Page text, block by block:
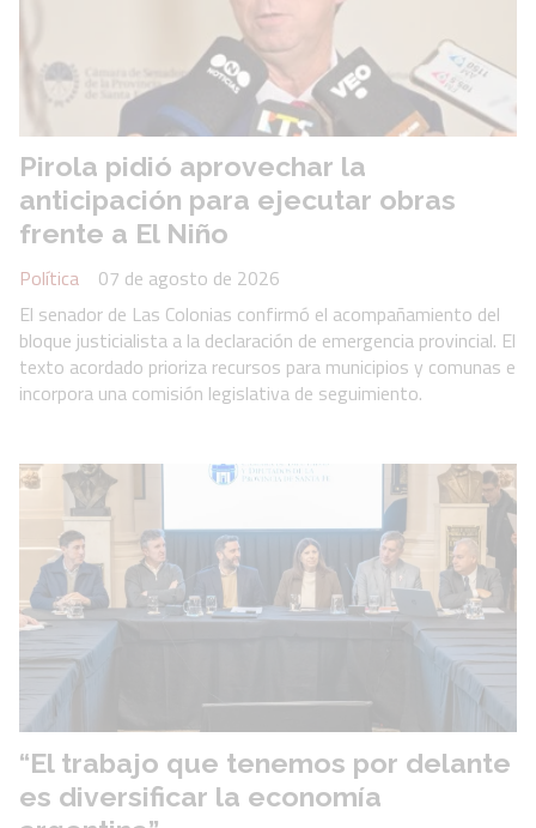
Pirola pidió aprovechar la
anticipación para ejecutar obras
frente a El Niño
Política
07 de agosto de 2026
El senador de Las Colonias confirmó el acompañamiento del
bloque justicialista a la declaración de emergencia provincial. El
texto acordado prioriza recursos para municipios y comunas e
incorpora una comisión legislativa de seguimiento.
“El trabajo que tenemos por delante
es diversificar la economía